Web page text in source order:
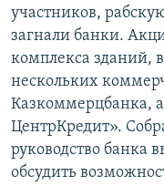
участников,
загнали банки.
комплекса зданий,
нескольких
Казкоммерцбанка,
ЦентрКредит».
руководство банка
обсудить